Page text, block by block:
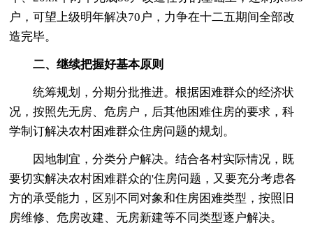
户，可望上级明年解决70户，力争在十二五期间全部改
造完毕。
二、继续把握好基本原则
统筹规划，分期分批推进。根据困难群众的经济状
况，按照先无房、危房户，后其他困难住房的要求，科
学制订解决农村困难群众住房问题的规划。
因地制宜，分类分户解决。结合各村实际情况，既
要切实解决农村困难群众的'住房问题，又要充分考虑各
方的承受能力，区别不同对象和住房困难类型，按照旧
房维修、危房改建、无房新建等不同类型逐户解决。